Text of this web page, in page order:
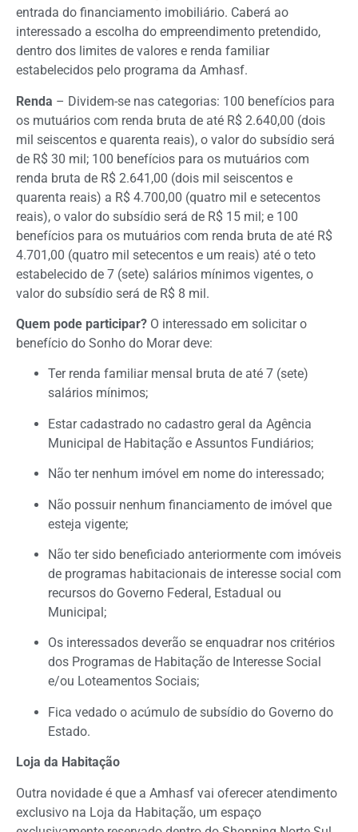
entrada do financiamento imobiliário. Caberá ao
interessado a escolha do empreendimento pretendido,
dentro dos limites de valores e renda familiar
estabelecidos pelo programa da Amhasf.
Renda – Dividem-se nas categorias: 100 benefícios para
os mutuários com renda bruta de até R$ 2.640,00 (dois
mil seiscentos e quarenta reais), o valor do subsídio será
de R$ 30 mil; 100 benefícios para os mutuários com
renda bruta de R$ 2.641,00 (dois mil seiscentos e
quarenta reais) a R$ 4.700,00 (quatro mil e setecentos
reais), o valor do subsídio será de R$ 15 mil; e 100
benefícios para os mutuários com renda bruta de até R$
4.701,00 (quatro mil setecentos e um reais) até o teto
estabelecido de 7 (sete) salários mínimos vigentes, o
valor do subsídio será de R$ 8 mil.
Quem pode participar? O interessado em solicitar o
benefício do Sonho do Morar deve:
Ter renda familiar mensal bruta de até 7 (sete)
salários mínimos;
Estar cadastrado no cadastro geral da Agência
Municipal de Habitação e Assuntos Fundiários;
Não ter nenhum imóvel em nome do interessado;
Não possuir nenhum financiamento de imóvel que
esteja vigente;
Não ter sido beneficiado anteriormente com imóveis
de programas habitacionais de interesse social com
recursos do Governo Federal, Estadual ou
Municipal;
Os interessados deverão se enquadrar nos critérios
dos Programas de Habitação de Interesse Social
e/ou Loteamentos Sociais;
Fica vedado o acúmulo de subsídio do Governo do
Estado.
Loja da Habitação
Outra novidade é que a Amhasf vai oferecer atendimento
exclusivo na Loja da Habitação, um espaço